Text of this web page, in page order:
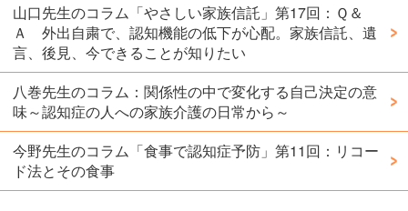
山口先生のコラム「やさしい家族信託」第17回：Ｑ＆
Ａ 外出自粛で、認知機能の低下が心配。家族信託、遺
言、後見、今できることが知りたい
八巻先生のコラム：関係性の中で変化する自己決定の意
味～認知症の人への家族介護の日常から～
今野先生のコラム「食事で認知症予防」第11回：リコー
ド法とその食事